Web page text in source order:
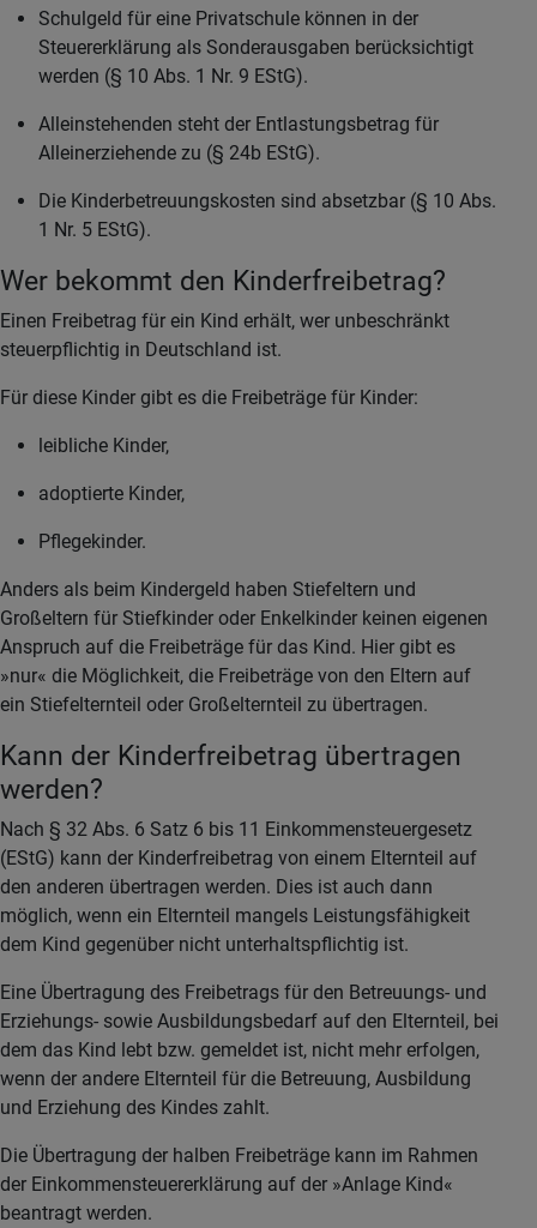
Schulgeld für eine Privatschule können in der
Steuererklärung als Sonderausgaben berücksichtigt
werden (§ 10 Abs. 1 Nr. 9 EStG).
Alleinstehenden steht der Entlastungsbetrag für
Alleinerziehende zu (§ 24b EStG).
Die Kinderbetreuungskosten sind absetzbar (§ 10 Abs.
1 Nr. 5 EStG).
Wer bekommt den Kinderfreibetrag?
Einen Freibetrag für ein Kind erhält, wer unbeschränkt
steuerpflichtig in Deutschland ist.
Für diese Kinder gibt es die Freibeträge für Kinder:
leibliche Kinder,
adoptierte Kinder,
Pflegekinder.
Anders als beim Kindergeld haben Stiefeltern und
Großeltern für Stiefkinder oder Enkelkinder keinen eigenen
Anspruch auf die Freibeträge für das Kind. Hier gibt es
»nur« die Möglichkeit, die Freibeträge von den Eltern auf
ein Stiefelternteil oder Großelternteil zu übertragen.
Kann der Kinderfreibetrag übertragen
werden?
Nach § 32 Abs. 6 Satz 6 bis 11 Einkommensteuergesetz
(EStG) kann der Kinderfreibetrag von einem Elternteil auf
den anderen übertragen werden. Dies ist auch dann
möglich, wenn ein Elternteil mangels Leistungsfähigkeit
dem Kind gegenüber nicht unterhaltspflichtig ist.
Eine Übertragung des Freibetrags für den Betreuungs- und
Erziehungs- sowie Ausbildungsbedarf auf den Elternteil, bei
dem das Kind lebt bzw. gemeldet ist, nicht mehr erfolgen,
wenn der andere Elternteil für die Betreuung, Ausbildung
und Erziehung des Kindes zahlt.
Die Übertragung der halben Freibeträge kann im Rahmen
der Einkommensteuererklärung auf der »Anlage Kind«
beantragt werden.